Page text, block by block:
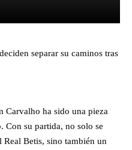
separar su caminos tras
Carvalho ha sido una pieza
Con su partida, no solo se
Real Betis, sino también un